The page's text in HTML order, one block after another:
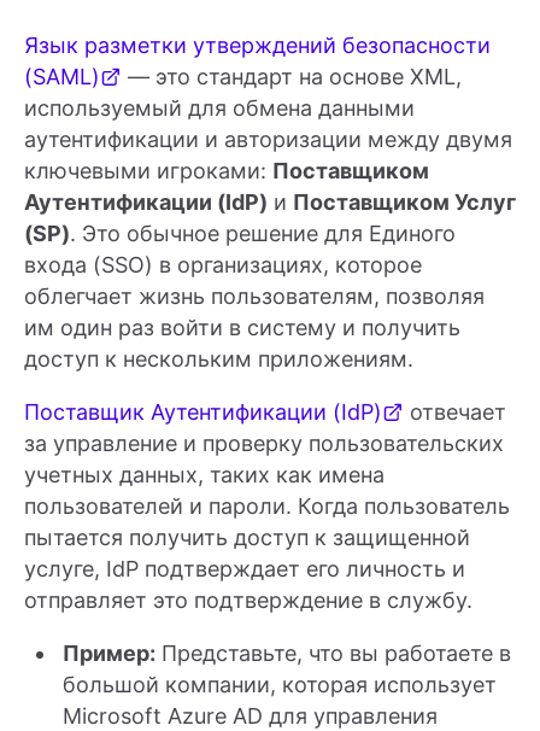
Язык разметки утверждений безопасности
(SAML)
— это стандарт на основе XML,
используемый для обмена данными
аутентификации и авторизации между двумя
ключевыми игроками: Поставщиком
Аутентификации (IdP) и Поставщиком Услуг
(SP). Это обычное решение для Единого
входа (SSO) в организациях, которое
облегчает жизнь пользователям, позволяя
им один раз войти в систему и получить
доступ к нескольким приложениям.
Поставщик Аутентификации (IdP)
отвечает
за управление и проверку пользовательских
учетных данных, таких как имена
пользователей и пароли. Когда пользователь
пытается получить доступ к защищенной
услуге, IdP подтверждает его личность и
отправляет это подтверждение в службу.
Пример: Представьте, что вы работаете в
большой компании, которая использует
Microsoft Azure AD для управления